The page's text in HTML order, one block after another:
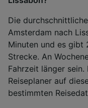
Die
Amsterdam nach
Minuten und es gibt
Strecke. An
Fahrzeit länger sein.
Reiseplaner auf
bestimmten